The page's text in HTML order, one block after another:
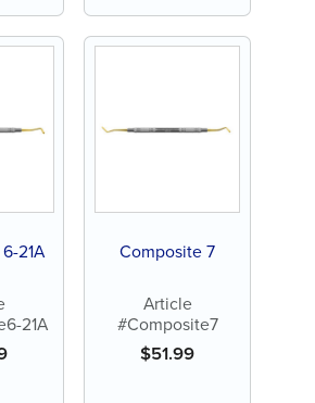
21A
21A
Composite 7
Article
#Composite7
$51.99